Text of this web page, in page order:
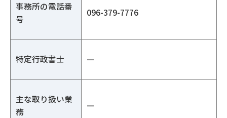
事務所の電話番
号
096-379-7776
特定行政書士 —
主な取り扱い業
務
—